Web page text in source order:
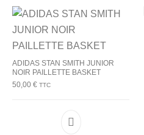
ADIDAS STAN SMITH JUNIOR
NOIR PAILLETTE BASKET
50,00€ TTC
Ce produit a